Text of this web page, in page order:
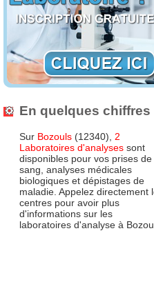
En quelques chiffres
Sur Bozouls (12340), 2
Laboratoires d'analyses sont
disponibles pour vos prises de
sang, analyses médicales
biologiques et dépistages de
maladie. Appelez directement
centres pour avoir plus
d'informations sur les
laboratoires d'analyse à